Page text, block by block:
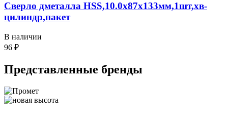
Сверло дметалла HSS,10.0х87х133мм,1шт,хв-
цилиндр,пакет
В наличии
96 ₽
Представленные бренды